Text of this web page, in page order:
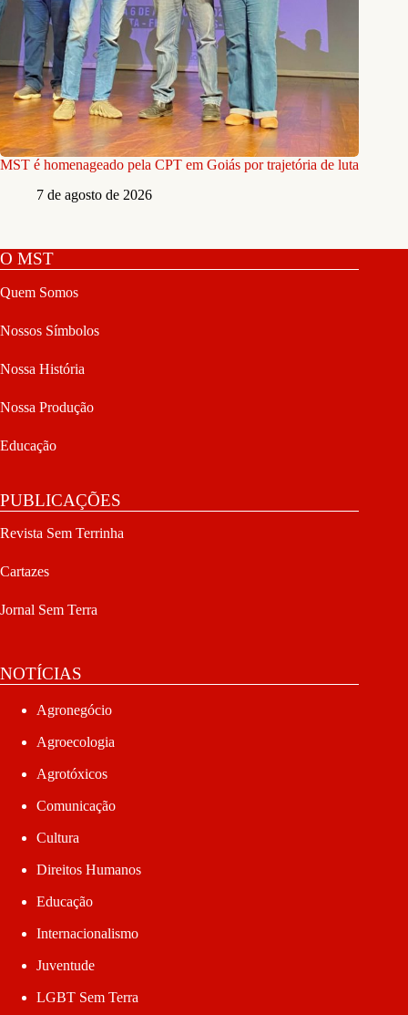
MST é homenageado pela CPT em Goiás por trajetória de luta
7 de agosto de 2026
O MST
Quem Somos
Nossos Símbolos
Nossa História
Nossa Produção
Educação
PUBLICAÇÕES
Revista Sem Terrinha
Cartazes
Jornal Sem Terra
NOTÍCIAS
Agronegócio
Agroecologia
Agrotóxicos
Comunicação
Cultura
Direitos Humanos
Educação
Internacionalismo
Juventude
LGBT Sem Terra